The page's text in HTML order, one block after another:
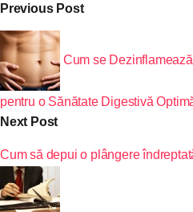
Previous Post
Cum se
pentru o Sănătate Digestivă
Next Post
Cum să depui o plângere